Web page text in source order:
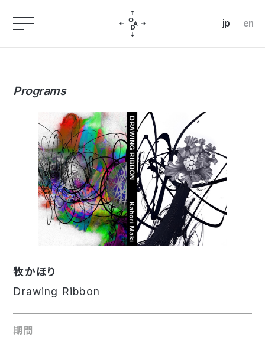
jp en
Programs
牧かほり
Drawing Ribbon
期間